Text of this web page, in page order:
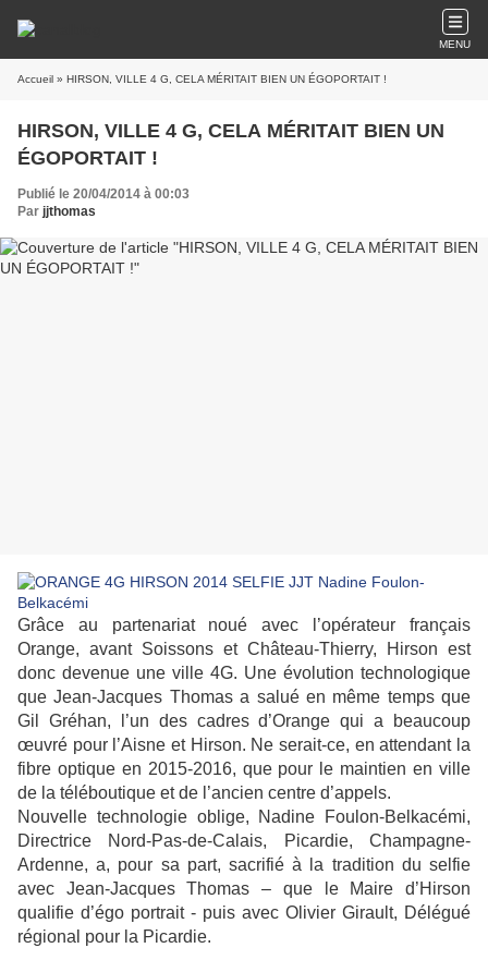
MENU
Accueil » HIRSON, VILLE 4 G, CELA MÉRITAIT BIEN UN ÉGOPORTAIT !
HIRSON, VILLE 4 G, CELA MÉRITAIT BIEN UN
ÉGOPORTAIT !
Publié le 20/04/2014 à 00:03
Par jjthomas
Grâce au partenariat noué avec l’opérateur français
Orange, avant Soissons et Château-Thierry, Hirson est
donc devenue une ville 4G. Une évolution technologique
que Jean-Jacques Thomas a salué en même temps que
Gil Gréhan, l’un des cadres d’Orange qui a beaucoup
œuvré pour l’Aisne et Hirson. Ne serait-ce, en attendant la
fibre optique en 2015-2016, que pour le maintien en ville
de la téléboutique et de l’ancien centre d’appels.
Nouvelle technologie oblige, Nadine Foulon-Belkacémi,
Directrice Nord-Pas-de-Calais, Picardie, Champagne-
Ardenne, a, pour sa part, sacrifié à la tradition du selfie
avec Jean-Jacques Thomas – que le Maire d’Hirson
qualifie d’égo portrait - puis avec Olivier Girault, Délégué
régional pour la Picardie.